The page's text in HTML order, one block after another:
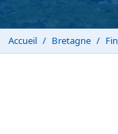
Accueil Bretagne